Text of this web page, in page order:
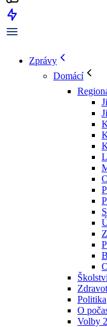
Zprávy
Domácí
Politika
O
Volby